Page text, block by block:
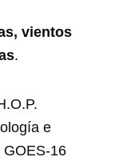
vientos
.
e
16